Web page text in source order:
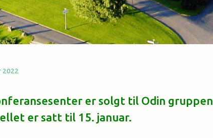
2022
er solgt til Odin
er satt til 15. januar.